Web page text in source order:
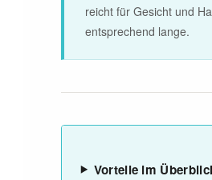
reicht für Gesicht und
entsprechend lange.
Vorteile im